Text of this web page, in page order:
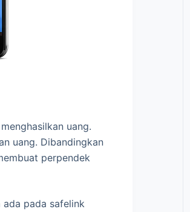
uang.
uang. Dibandingkan
perpendek
ada pada safelink